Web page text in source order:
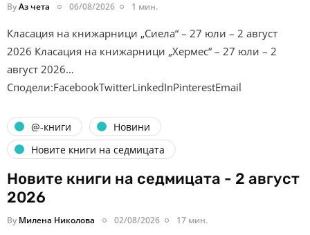
ByАз чета 06/08/2026 1 мин.
Класация на книжарници „Сиела“ – 27 юли – 2 август
2026 Класация на книжарници „Хермес“ – 27 юли – 2
август 2026…
Сподели:FacebookTwitterLinkedInPinterestEmail
@-книги
Новини
Новите книги на седмицата
Новите книги на седмицата - 2 август
2026
By Милена Николова 02/08/2026 17 мин.